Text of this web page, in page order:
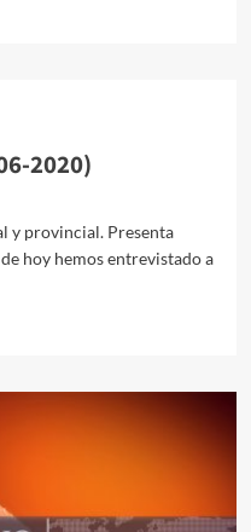
2020)
y provincial. Presenta
hoy hemos entrevistado a